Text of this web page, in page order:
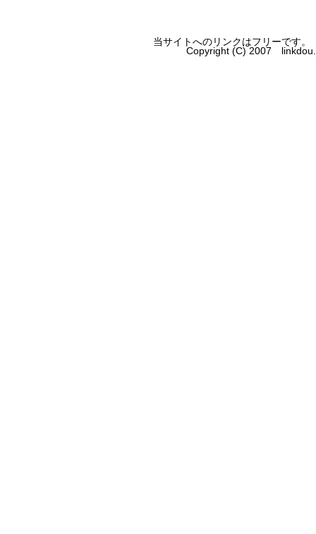
当サイトへのリンクはフリーです
Copyright (C) 2007